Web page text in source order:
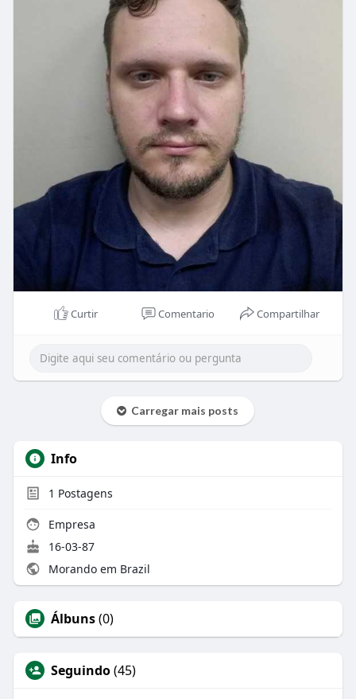
Curtir Comentario Compartilhar
Carregar mais posts
Info
1 Postagens
Empresa
16-03-87
Morando em Brazil
Álbuns(0)
Seguindo(45)